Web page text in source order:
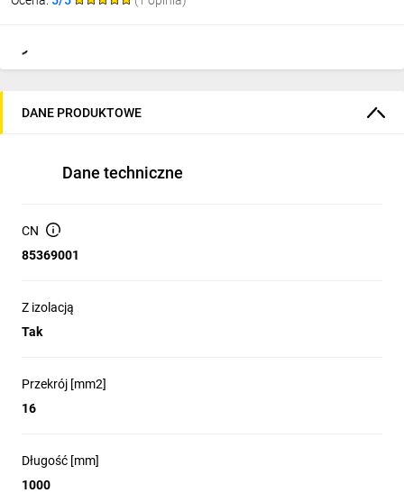
DANE PRODUKTOWE
Dane techniczne
CN
85369001
Z izolacją
Tak
Przekrój [mm2]
16
Długość [mm]
1000